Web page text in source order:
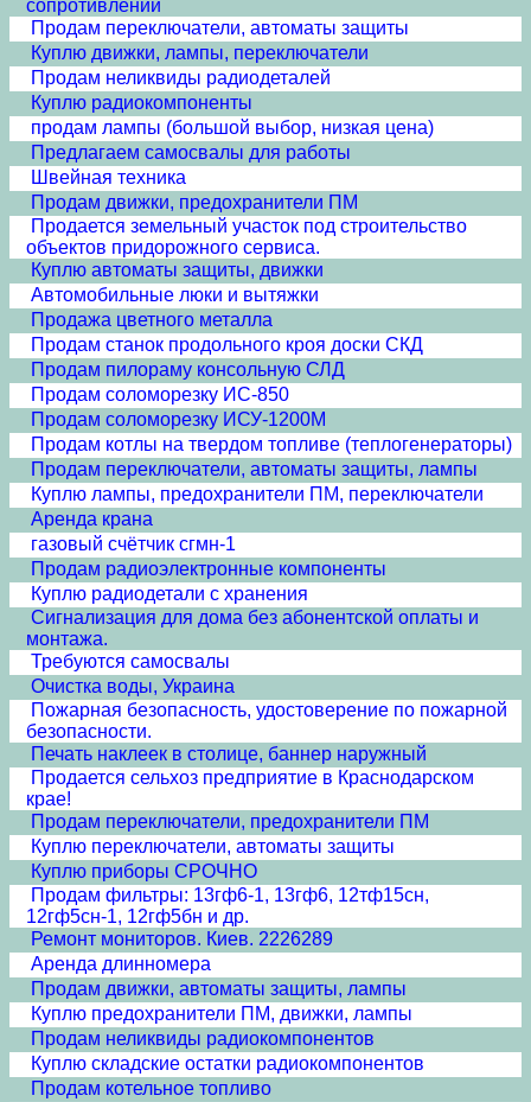
сопротивлений
Продам переключатели, автоматы защиты
Куплю движки, лампы, переключатели
Продам неликвиды радиодеталей
Куплю радиокомпоненты
продам лампы (большой выбор, низкая цена)
Предлагаем самосвалы для работы
Швейная техника
Продам движки, предохранители ПМ
Продается земельный участок под строительство
объектов придорожного сервиса.
Куплю автоматы защиты, движки
Автомобильные люки и вытяжки
Продажа цветного металла
Продам станок продольного кроя доски СКД
Продам пилораму консольную СЛД
Продам соломорезку ИС-850
Продам соломорезку ИСУ-1200М
Продам котлы на твердом топливе (теплогенераторы)
Продам переключатели, автоматы защиты, лампы
Куплю лампы, предохранители ПМ, переключатели
Аренда крана
газовый счётчик сгмн-1
Продам радиоэлектронные компоненты
Куплю радиодетали с хранения
Сигнализация для дома без абонентской оплаты и
монтажа.
Требуются самосвалы
Очистка воды, Украина
Пожарная безопасность, удостоверение по пожарной
безопасности.
Печать наклеек в столице, баннер наружный
Продается сельхоз предприятие в Краснодарском
крае!
Продам переключатели, предохранители ПМ
Куплю переключатели, автоматы защиты
Куплю приборы СРОЧНО
Продам фильтры: 13гф6-1, 13гф6, 12тф15сн,
12гф5сн-1, 12гф5бн и др.
Ремонт мониторов. Киев. 2226289
Аренда длинномера
Продам движки, автоматы защиты, лампы
Куплю предохранители ПМ, движки, лампы
Продам неликвиды радиокомпонентов
Куплю складские остатки радиокомпонентов
Продам котельное топливо